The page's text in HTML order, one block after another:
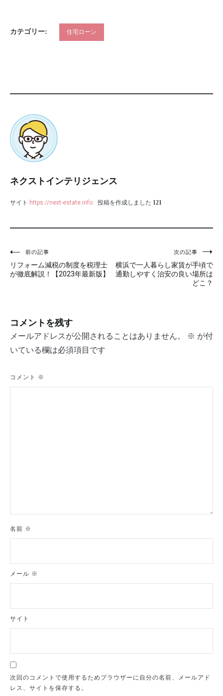
カテゴリー: 住宅ローン
ネクストインテリジェンス
サイト https://next-estate.info 投稿を作成しました 121
投
稿
ゲ
ー
ョ
前の記事
リフォーム減税の制度を税理士
が徹底解説！【2023年最新版】
次の記事
横浜で一人暮らし家賃が手頃で
通勤しやすく治安の良い場所は
どこ？
コメントを残す
メールアドレスが公開されることはありません。 ※ が付
いている欄は必須項目です
コメント ※
名前 ※
メール ※
サイト
次回のコメントで使用するためブラウザーに自分の名前、メールアド
レス、サイトを保存する。